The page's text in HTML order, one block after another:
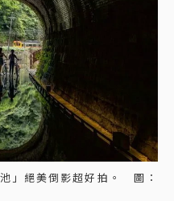
」絕美倒影超好拍。 圖：